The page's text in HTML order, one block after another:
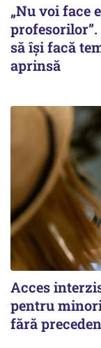
„Nu voi face
să își facă
aprinsă
Acces
pentru
fără